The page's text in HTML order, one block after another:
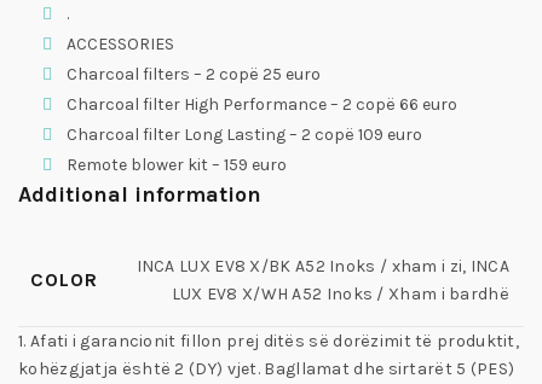
.
ACCESSORIES
Charcoal filters – 2 copë 25 euro
Charcoal filter High Performance – 2 copë 66 euro
Charcoal filter Long Lasting – 2 copë 109 euro
Remote blower kit – 159 euro
Additional information
COLOR
INCA LUX EV8 X/BK A52 Inoks / xham i zi, INCA
LUX EV8 X/WH A52 Inoks / Xham i bardhë
1. Afati i garancionit fillon prej ditës së dorëzimit të produktit,
kohëzgjatja është 2 (DY) vjet. Bagllamat dhe sirtarët 5 (PES)